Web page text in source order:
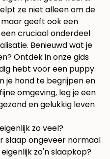
ze niet alleen om de
geeft ook een
cruciaal onderdeel
Benieuwd wat je
Ontdek in onze gids
hebt voor een puppy.
je hond te begrijpen en
omgeving, leg je een
en gelukkig leven
zo veel?
slaap ongeveer normaal
zo'n slaapkop?